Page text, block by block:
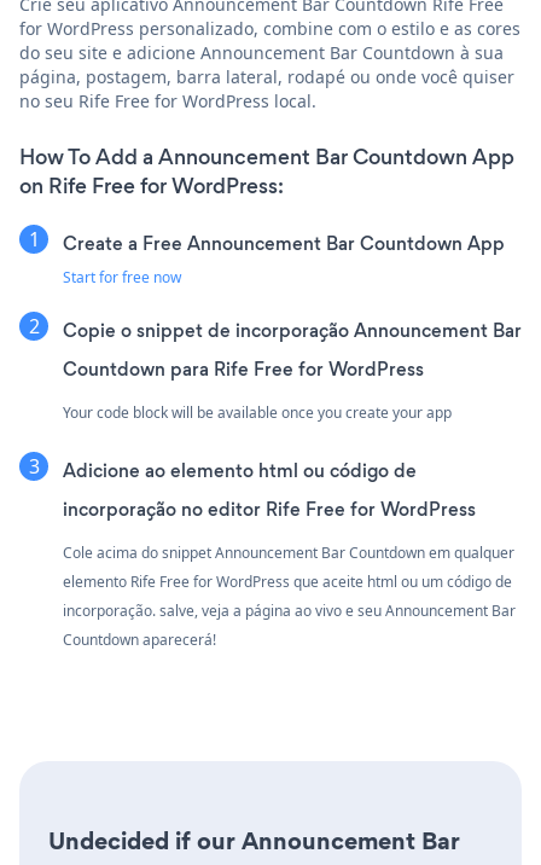
for WordPress personalizado, combine com o estilo e as cores
do seu site e adicione Announcement Bar Countdown à sua
página, postagem, barra lateral, rodapé ou onde você quiser
no seu Rife Free for WordPress local.
How To Add a Announcement Bar Countdown App
on Rife Free for WordPress:
Create a Free Announcement Bar Countdown App
Start for free now
Copie o snippet de incorporação Announcement Bar
Countdown para Rife Free for WordPress
Your code block will be available once you create your app
Adicione ao elemento html ou código de
incorporação no editor Rife Free for WordPress
Cole acima do snippet Announcement Bar Countdown em qualquer
elemento Rife Free for WordPress que aceite html ou um código de
incorporação. salve, veja a página ao vivo e seu Announcement Bar
Countdown aparecerá!
Undecided if our Announcement Bar